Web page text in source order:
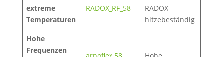
extreme
Temperaturen
RADOX_RF_58
RADOX
hitzebeständig
Hohe
Frequenzen